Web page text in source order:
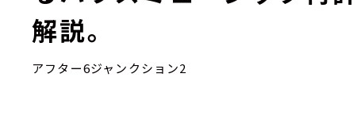
解説。
アフター6ジャンクション2